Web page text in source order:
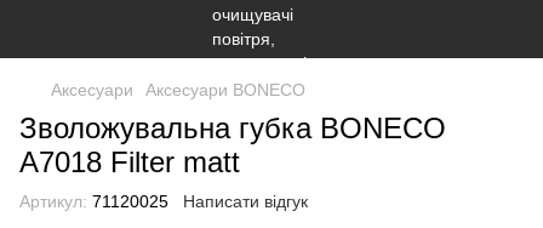
Аксесуари Аксесуари BONECO
Зволожувальна губка BONECO
A7018 Filter matt
Артикул: 71120025 Написати відгук